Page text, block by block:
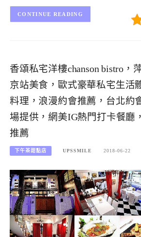
CONTINUE READING
香頌私宅洋樓chanson bistro，
京站美食，歐式豪華私宅生活
料理，浪漫約會推薦，台北約
場提供，網美IG熱門打卡餐廳
推薦
下午茶甜點店 UPSSMILE 2018-06-22